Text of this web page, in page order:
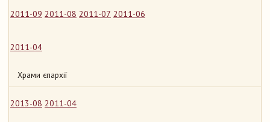
2011-09 2011-08 2011-07 2011-06
2011-04
Храми єпархії
2013-08 2011-04